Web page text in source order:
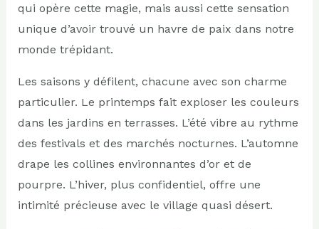
qui opère cette magie, mais aussi cette sensation
unique d’avoir trouvé un havre de paix dans notre
monde trépidant.
Les saisons y défilent, chacune avec son charme
particulier. Le printemps fait exploser les couleurs
dans les jardins en terrasses. L’été vibre au rythme
des festivals et des marchés nocturnes. L’automne
drape les collines environnantes d’or et de
pourpre. L’hiver, plus confidentiel, offre une
intimité précieuse avec le village quasi désert.